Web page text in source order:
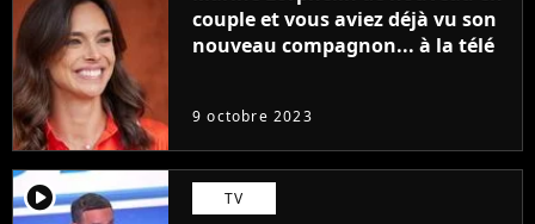
couple et vous aviez déjà vu son
nouveau compagnon... à la télé
9 octobre 2023
player2 TV